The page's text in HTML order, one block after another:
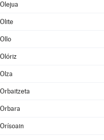
Olejua
Olite
Ollo
Olóriz
Olza
Orbaitzeta
Orbara
Orísoain